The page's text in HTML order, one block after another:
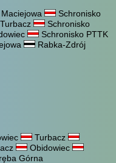
Schronisko
Turbacz
Schronisko
Schronisko PTTK
Rabka-Zdrój
Turbacz
Obidowiec
Górna